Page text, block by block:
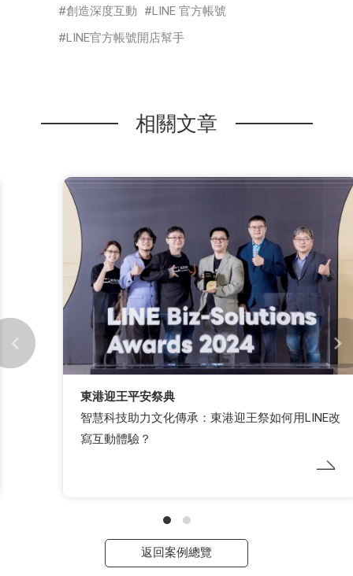
創造深度互動
LINE 官方帳號
LINE官方帳號開店幫手
相關文章
東港迎王平安祭典
智慧科技助力文化傳承：東港迎王祭如何用LINE改
寫互動體驗？
返回案例總覽